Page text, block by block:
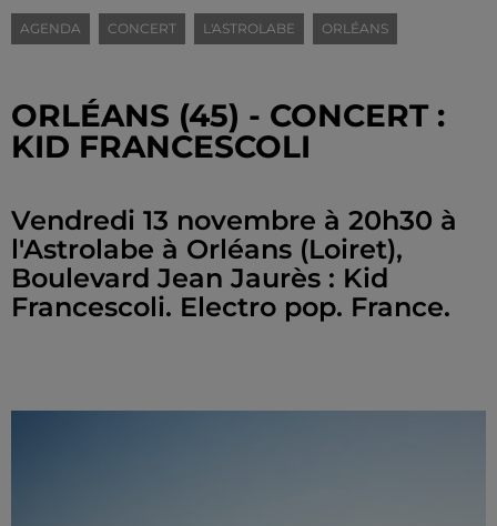
AGENDA CONCERT L'ASTROLABE ORLÉANS
ORLÉANS (45) - CONCERT :
KID FRANCESCOLI
Vendredi 13 novembre à 20h30 à
l'Astrolabe à Orléans (Loiret),
Boulevard Jean Jaurès : Kid
Francescoli. Electro pop. France.